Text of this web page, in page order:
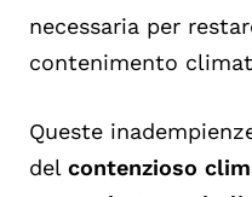
necessaria per
contenimento
Queste
del contenzioso